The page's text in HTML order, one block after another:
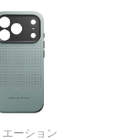
エーション